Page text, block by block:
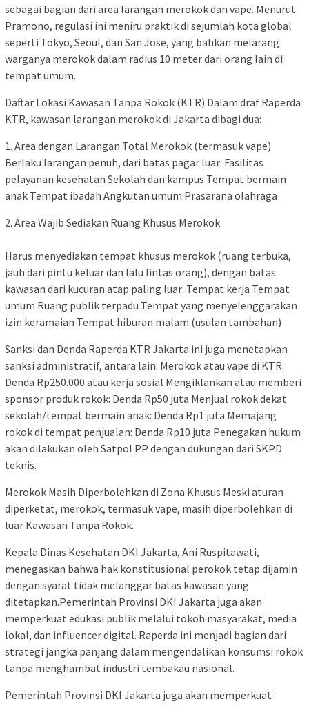
sebagai bagian dari area larangan merokok dan vape. Menurut
Pramono, regulasi ini meniru praktik di sejumlah kota global
seperti Tokyo, Seoul, dan San Jose, yang bahkan melarang
warganya merokok dalam radius 10 meter dari orang lain di
tempat umum.
Daftar Lokasi Kawasan Tanpa Rokok (KTR) Dalam draf Raperda
KTR, kawasan larangan merokok di Jakarta dibagi dua:
1. Area dengan Larangan Total Merokok (termasuk vape)
Berlaku larangan penuh, dari batas pagar luar: Fasilitas
pelayanan kesehatan Sekolah dan kampus Tempat bermain
anak Tempat ibadah Angkutan umum Prasarana olahraga
2. Area Wajib Sediakan Ruang Khusus Merokok
Harus menyediakan tempat khusus merokok (ruang terbuka,
jauh dari pintu keluar dan lalu lintas orang), dengan batas
kawasan dari kucuran atap paling luar: Tempat kerja Tempat
umum Ruang publik terpadu Tempat yang menyelenggarakan
izin keramaian Tempat hiburan malam (usulan tambahan)
Sanksi dan Denda Raperda KTR Jakarta ini juga menetapkan
sanksi administratif, antara lain: Merokok atau vape di KTR:
Denda Rp250.000 atau kerja sosial Mengiklankan atau memberi
sponsor produk rokok: Denda Rp50 juta Menjual rokok dekat
sekolah/tempat bermain anak: Denda Rp1 juta Memajang
rokok di tempat penjualan: Denda Rp10 juta Penegakan hukum
akan dilakukan oleh Satpol PP dengan dukungan dari SKPD
teknis.
Merokok Masih Diperbolehkan di Zona Khusus Meski aturan
diperketat, merokok, termasuk vape, masih diperbolehkan di
luar Kawasan Tanpa Rokok.
Kepala Dinas Kesehatan DKI Jakarta, Ani Ruspitawati,
menegaskan bahwa hak konstitusional perokok tetap dijamin
dengan syarat tidak melanggar batas kawasan yang
ditetapkan.Pemerintah Provinsi DKI Jakarta juga akan
memperkuat edukasi publik melalui tokoh masyarakat, media
lokal, dan influencer digital. Raperda ini menjadi bagian dari
strategi jangka panjang dalam mengendalikan konsumsi rokok
tanpa menghambat industri tembakau nasional.
Pemerintah Provinsi DKI Jakarta juga akan memperkuat